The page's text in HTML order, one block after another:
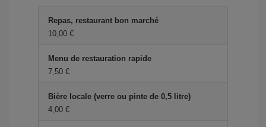
Repas, restaurant bon marché
10,00 €
Menu de restauration rapide
7,50 €
Bière locale (verre ou pinte de 0,5 litre)
4,00 €